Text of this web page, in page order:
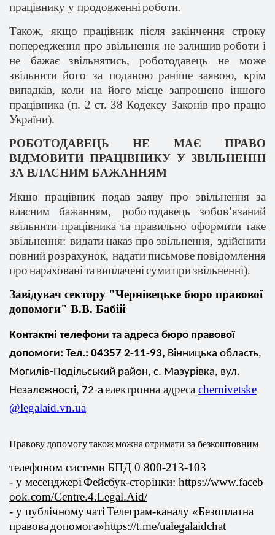
працівнику у продовженніроботи.
Також, якщо працівник після закінченнястроку
попередження про звільнення не залишив роботиі
не бажає звільнятись,роботодавець неможе
звільнити його за поданою раніше заявою, крім
випадків, коли на його місце запрошеноіншого
працівника (п. 2 ст. 38 Кодексу Законівпро працю
України).
РОБОТОДАВЕЦЬ НЕ МАЄ ПРАВО
ВІДМОВИТИ ПРАЦІВНИКУ У ЗВІЛЬНЕННІ
ЗА ВЛАСНИМ БАЖАННЯМ
Якщо працівник подав заяву про звільнення за
власним
бажанням, роботодавець
зобов’язаний
звільнити працівника та правильно оформити таке
звільнення: видати наказ про звільнення, здійснити
повнийрозрахунок, надатиписьмовеповідомлення
пронарахованітавиплаченісумипризвільненні).
Завідувач сектору "Чернівецьке бюро правової
допомоги" В.В. Бабій
Контактні телефони та адреса бюро правової
допомоги: Тел.: 04357 2-11-93, Вінницька область,
Могилів-Подільський район, с. Мазурівка, вул.
Незалежності, 72-а електронна адреса chernivetske
@legalaid.vn.ua
Правову допомогутакожможна отримати за безкоштовним
телефоном системи БПД 0 800-213-103
- у месенджеріФейсбук-сторінки: https://www.faceb
ook.com/Centre.4.Legal.Aid/
- у публічномучатіТелеграм-каналу «Безоплатна
правова допомога»https://t.me/ualegalaidchat